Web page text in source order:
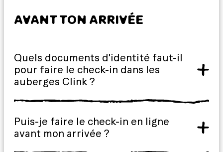
AVANT TON ARRIVÉE
Quels documents d'identité faut-il
pour faire le check-in dans les
auberges Clink ?
Puis-je faire le check-in en ligne
avant mon arrivée ?